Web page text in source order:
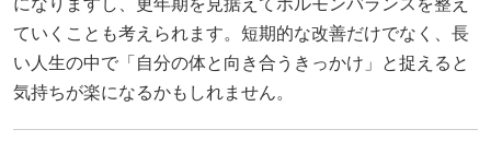
になりますし、更年期を見据えてホルモンバランスを整え
ていくことも考えられます。短期的な改善だけでなく、長
い人生の中で「自分の体と向き合うきっかけ」と捉えると
気持ちが楽になるかもしれません。